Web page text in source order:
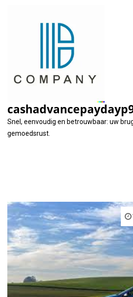
Snel, eenvoudig en betrouwbaar: uw
gemoedsrust.
Categorie: